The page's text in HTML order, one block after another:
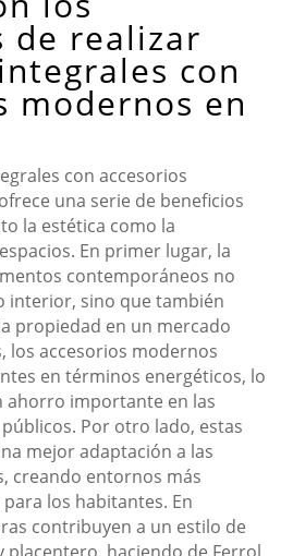
de realizar
con
modernos en
con accesorios
una serie de beneficios
la estética como la
En primer lugar, la
contemporáneos no
interior, sino que también
propiedad en un mercado
los accesorios modernos
en términos energéticos, lo
ahorro importante en las
Por otro lado, estas
mejor adaptación a las
creando entornos más
los habitantes. En
contribuyen a un estilo de